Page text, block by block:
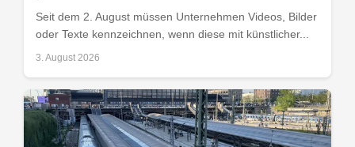
Seit dem 2. August müssen Unternehmen Videos, Bilder
oder Texte kennzeichnen, wenn diese mit künstlicher...
3. August 2026